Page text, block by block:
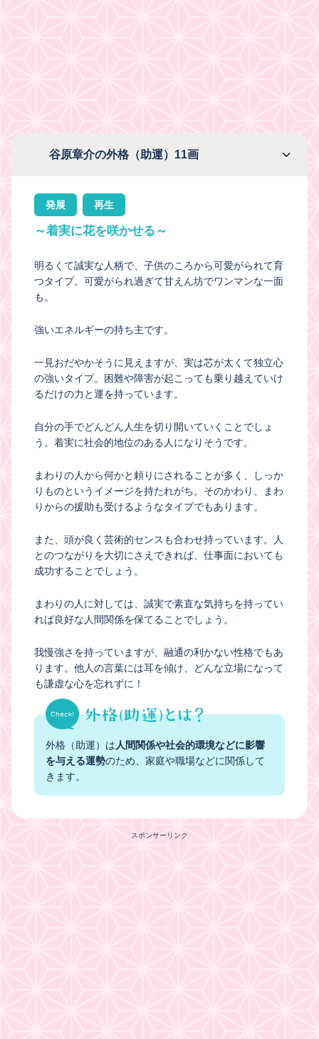
谷原章介の外格（助運）11画
発展 再生
～着実に花を咲かせる～
明るくて誠実な人柄で、子供のころから可愛がられて育
つタイプ。可愛がられ過ぎて甘えん坊でワンマンな一面
も。
強いエネルギーの持ち主です。
一見おだやかそうに見えますが、実は芯が太くて独立心
の強いタイプ。困難や障害が起こっても乗り越えていけ
るだけの力と運を持っています。
自分の手でどんどん人生を切り開いていくことでしょ
う。着実に社会的地位のある人になりそうです。
まわりの人から何かと頼りにされることが多く、しっか
りものというイメージを持たれがち。そのかわり、まわ
りからの援助も受けるようなタイプでもあります。
また、頭が良く芸術的センスも合わせ持っています。人
とのつながりを大切にさえできれば、仕事面においても
成功することでしょう。
まわりの人に対しては、誠実で素直な気持ちを持ってい
れば良好な人間関係を保てることでしょう。
我慢強さを持っていますが、融通の利かない性格でもあ
ります。他人の言葉には耳を傾け、どんな立場になって
も謙虚な心を忘れずに！
外格（助運）は 人間関係や社会的環境などに影響
を与える運勢のため、家庭や職場などに関係して
きます。
スポンサーリンク